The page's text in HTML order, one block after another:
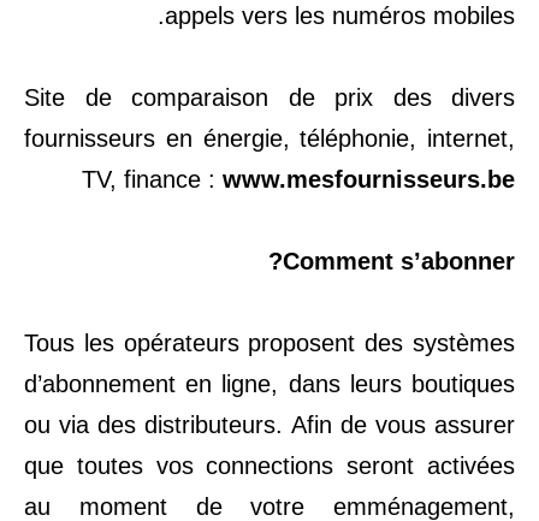
appels vers les numéros mobiles.
Site de comparaison de prix des divers
fournisseurs en énergie, téléphonie, internet,
TV, finance : www.mesfournisseurs.be
Comment s’abonner?
Tous les opérateurs proposent des systèmes
d’abonnement en ligne, dans leurs boutiques
ou via des distributeurs. Afin de vous assurer
que toutes vos connections seront activées
au moment de votre emménagement,